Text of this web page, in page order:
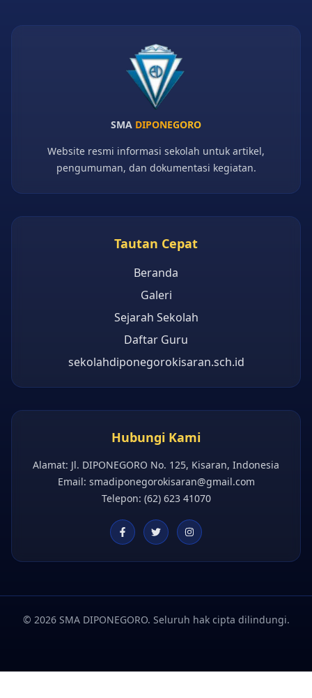
SMA DIPONEGORO
Website resmi informasi sekolah untuk artikel,
pengumuman, dan dokumentasi kegiatan.
Tautan Cepat
Beranda
Galeri
Sejarah Sekolah
Daftar Guru
sekolahdiponegorokisaran.sch.id
Hubungi Kami
Alamat: Jl. DIPONEGORO No. 125, Kisaran, Indonesia
Email: smadiponegorokisaran@gmail.com
Telepon: (62) 623 41070
© 2026 SMA DIPONEGORO. Seluruh hak cipta dilindungi.